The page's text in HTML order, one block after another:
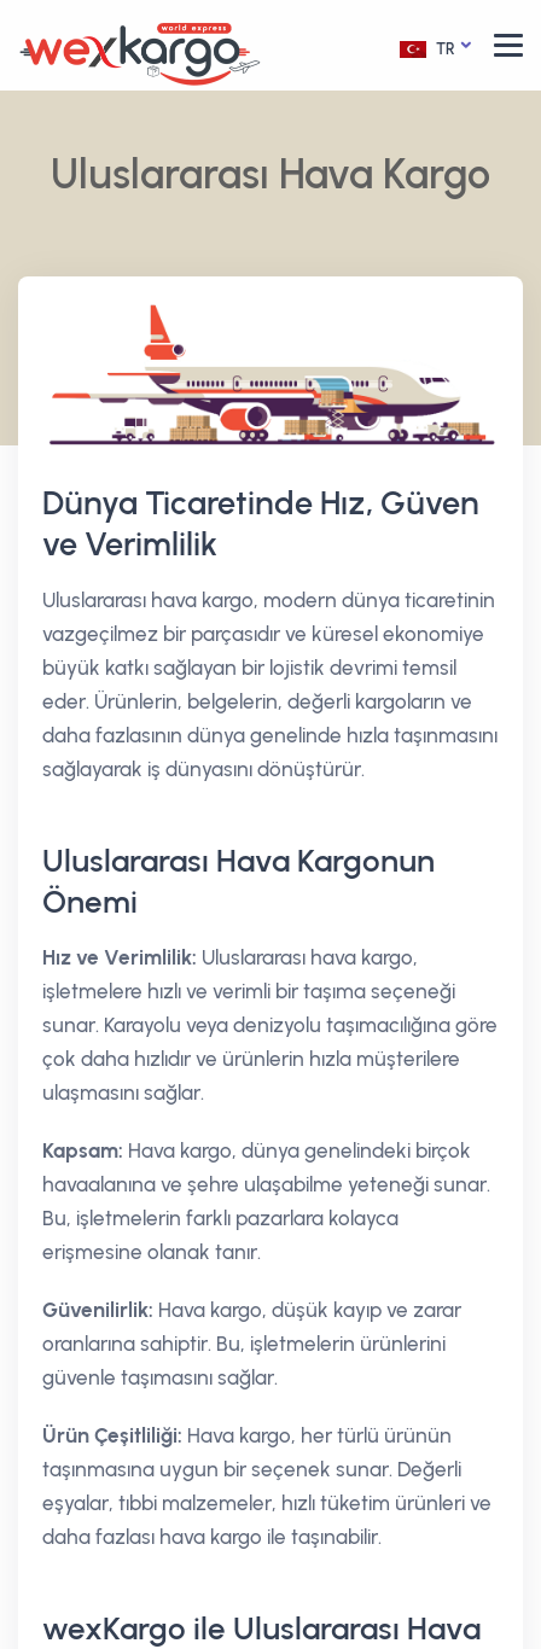
TR
Uluslararası Hava Kargo
Dünya Ticaretinde Hız, Güven
ve Verimlilik
Uluslararası hava kargo, modern dünya ticaretinin
vazgeçilmez bir parçasıdır ve küresel ekonomiye
büyük katkı sağlayan bir lojistik devrimi temsil
eder. Ürünlerin, belgelerin, değerli kargoların ve
daha fazlasının dünya genelinde hızla taşınmasını
sağlayarak iş dünyasını dönüştürür.
Uluslararası Hava Kargonun
Önemi
Hız ve Verimlilik: Uluslararası hava kargo,
işletmelere hızlı ve verimli bir taşıma seçeneği
sunar. Karayolu veya denizyolu taşımacılığına göre
çok daha hızlıdır ve ürünlerin hızla müşterilere
ulaşmasını sağlar.
Kapsam: Hava kargo, dünya genelindeki birçok
havaalanına ve şehre ulaşabilme yeteneği sunar.
Bu, işletmelerin farklı pazarlara kolayca
erişmesine olanak tanır.
Güvenilirlik: Hava kargo, düşük kayıp ve zarar
oranlarına sahiptir. Bu, işletmelerin ürünlerini
güvenle taşımasını sağlar.
Ürün Çeşitliliği: Hava kargo, her türlü ürünün
taşınmasına uygun bir seçenek sunar. Değerli
eşyalar, tıbbi malzemeler, hızlı tüketim ürünleri ve
daha fazlası hava kargo ile taşınabilir.
wexKargo ile Uluslararası Hava